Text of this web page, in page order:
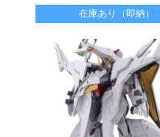
裏面がラバー製で、机など
くっついてマットが動かず
ことができるよ
在庫あり（即納）